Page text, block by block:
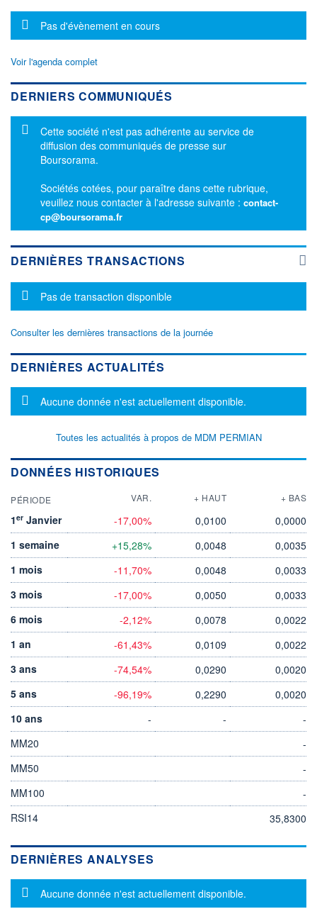
Message d'information
Pas d'évènement en cours
Voir l'agenda complet
DERNIERS COMMUNIQUÉS
Message d'information
Cette société n'est pas adhérente au service de
diffusion des communiqués de presse sur
Boursorama.
Sociétés cotées, pour paraître dans cette rubrique,
veuillez nous contacter à l'adresse suivante : contact-
cp@boursorama.fr
DERNIÈRES TRANSACTIONS
Message d'information
Pas de transaction disponible
Consulter les dernières transactions de la journée
DERNIÈRES ACTUALITÉS
Message d'information
Aucune donnée n'est actuellement disponible.
Toutes les actualités à propos de MDM PERMIAN
DONNÉES HISTORIQUES
PÉRIODE VAR. + HAUT + BAS
1er Janvier -17,00% 0,0100
0,0000
1 semaine
+15,28% 0,0048
0,0035
1 mois
-11,70% 0,0048
0,0033
3 mois
-17,00% 0,0050
0,0033
6 mois
-2,12% 0,0078
0,0022
1 an
-61,43% 0,0109
0,0022
3 ans
-74,54% 0,0290
0,0020
5 ans
-96,19% 0,2290
0,0020
10 ans
- -
-
MM20
-
MM50
-
MM100
-
RSI14
35,8300
DERNIÈRES ANALYSES
Message d'information
Aucune donnée n'est actuellement disponible.